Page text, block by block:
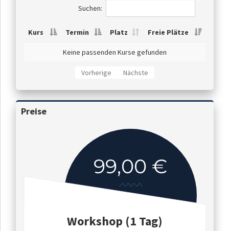
Suchen:
Kurs Termin Platz Freie Plätze
Keine passenden Kurse gefunden
Vorherige Nächste
Preise
99,00 €
Workshop (1 Tag)